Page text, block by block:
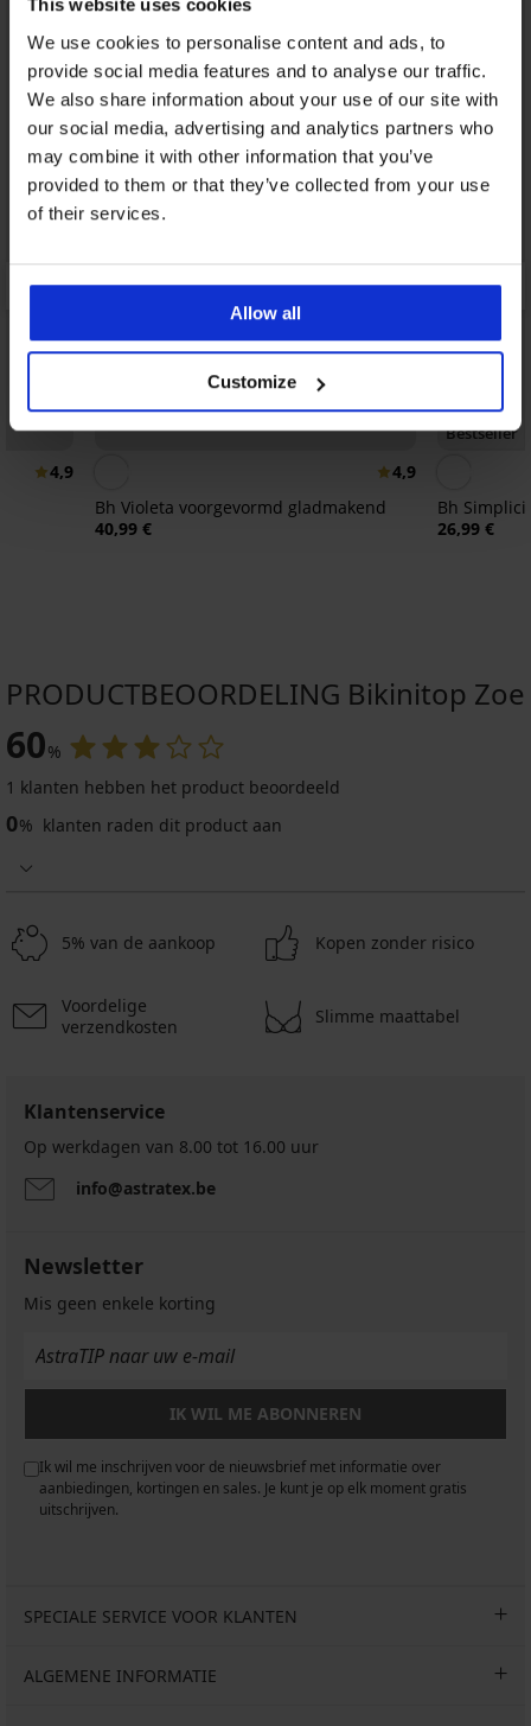
This website uses cookies
We use cookies to personalise content and ads, to
provide social media features and to analyse our traffic.
We also share information about your use of our site with
our social media, advertising and analytics partners who
may combine it with other information that you’ve
provided to them or that they’ve collected from your use
of their services.
Allow all
Customize
4,9
4,9
Bh Violeta voorgevormd gladmakend
40,99 €
Bestseller
Bh
26,99 €
PRODUCTBEOORDELING Bikinitop Zoe
60%
1 klanten hebben het product beoordeeld
0% klanten raden dit product aan
5% van de aankoop Kopen zonder risico
Voordelige
verzendkosten
Slimme maattabel
Klantenservice
Op werkdagen van 8.00 tot 16.00 uur
info@astratex.be
Newsletter
Mis geen enkele korting
IK WIL ME ABONNEREN
Ik wil me inschrijven voor de nieuwsbrief met informatie over
aanbiedingen, kortingen en sales. Je kunt je op elk moment gratis
uitschrijven.
SPECIALE SERVICE VOOR KLANTEN
ALGEMENE INFORMATIE